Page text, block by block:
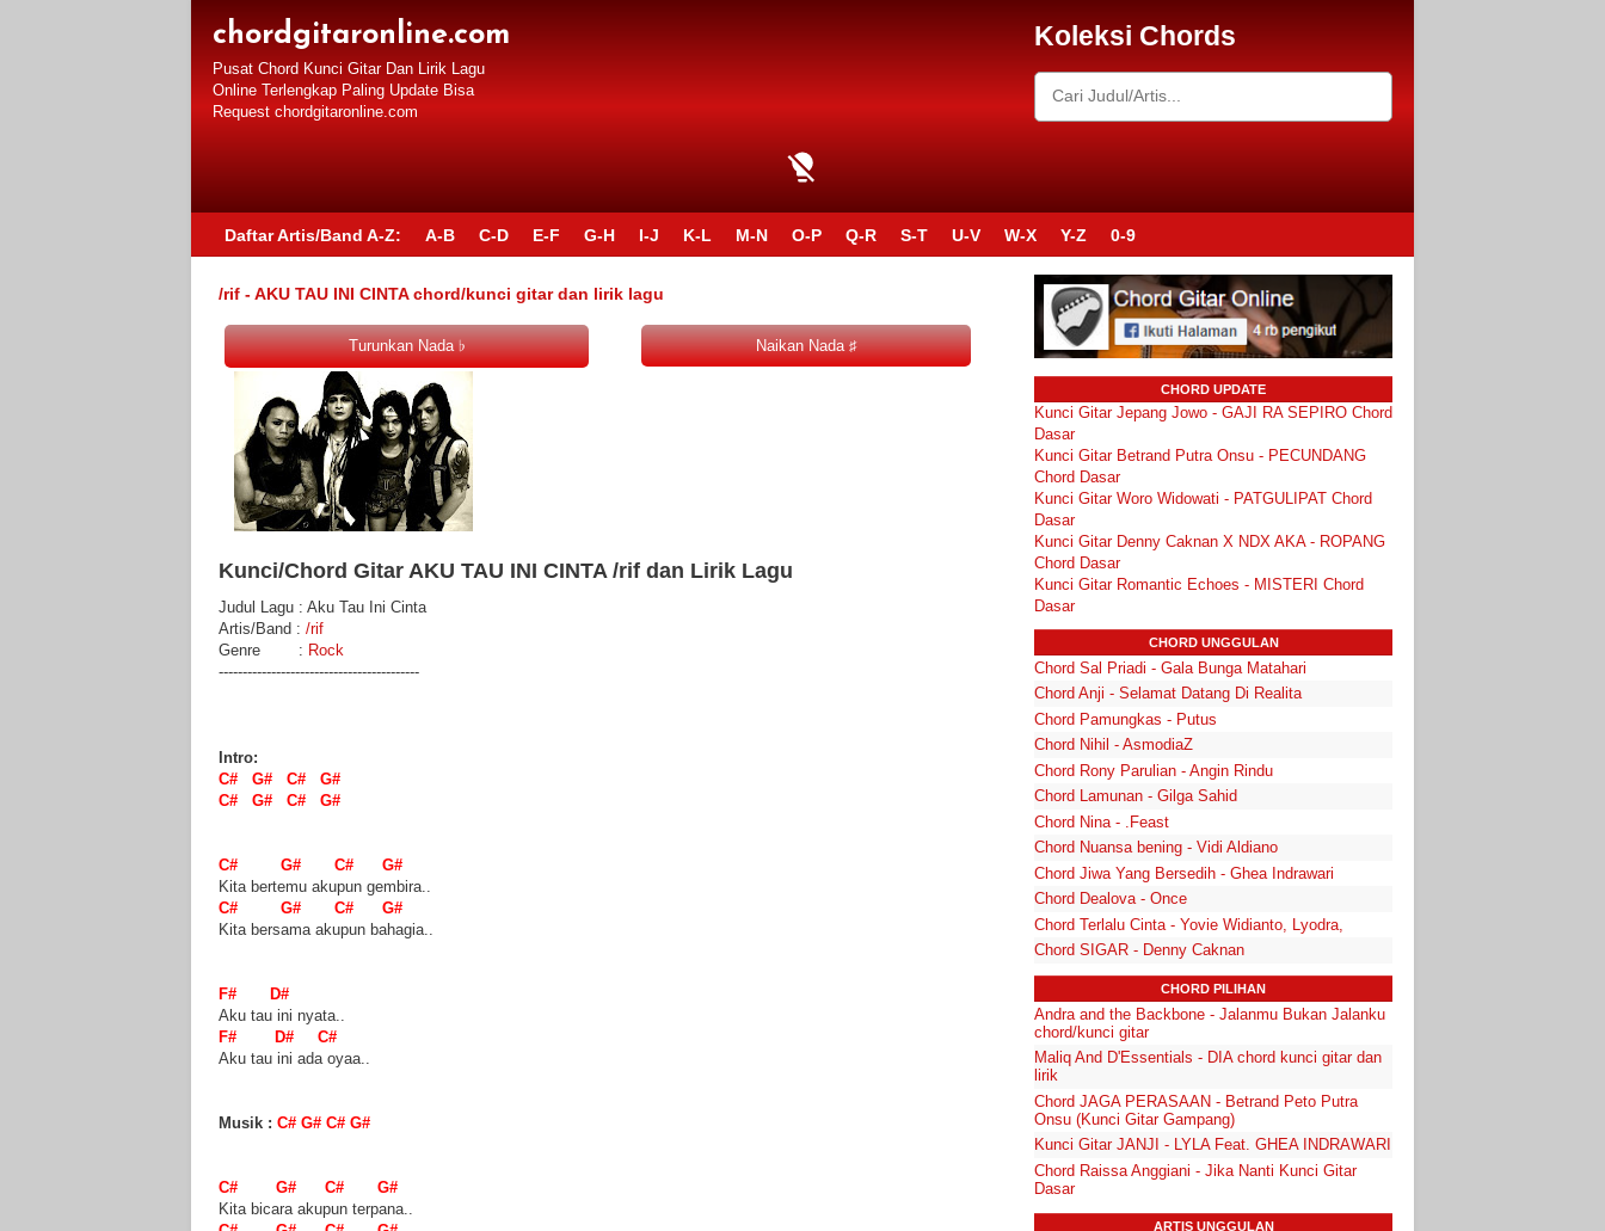
chordgitaronline.com
Pusat Chord Kunci Gitar Dan Lirik Lagu
Online Terlengkap Paling Update Bisa
Request chordgitaronline.com
Koleksi Chords
Daftar Artis/Band A-Z: A-B C-D E-F G-H I-J K-L M-N O-P Q-R S-T U-V W-X Y-Z 0-9
/rif - AKU TAU INI CINTA chord/kunci gitar dan lirik lagu
Kunci/Chord Gitar AKU TAU INI CINTA /rif dan Lirik Lagu
Judul Lagu : Aku Tau Ini Cinta
Artis/Band : /rif
Genre : Rock
------------------------------------------
Intro:
C# G# C# G#
C# G# C# G#
C# G# C# G#
Kita bertemu akupun gembira..
C# G# C# G#
Kita bersama akupun bahagia..
F# D#
Aku tau ini nyata..
F# D# C#
Aku tau ini ada oyaa..
Musik : C# G# C# G#
C# G# C# G#
Kita bicara akupun terpana..
CHORD UPDATE
Kunci Gitar Jepang Jowo - GAJI RA SEPIRO Chord
Dasar
Kunci Gitar Betrand Putra Onsu - PECUNDANG
Chord Dasar
Kunci Gitar Woro Widowati - PATGULIPAT Chord
Dasar
Kunci Gitar Denny Caknan X NDX AKA - ROPANG
Chord Dasar
Kunci Gitar Romantic Echoes - MISTERI Chord
Dasar
CHORD UNGGULAN
Chord Sal Priadi - Gala Bunga Matahari
Chord Anji - Selamat Datang Di Realita
Chord Pamungkas - Putus
Chord Nihil - AsmodiaZ
Chord Rony Parulian - Angin Rindu
Chord Lamunan - Gilga Sahid
Chord Nina - .Feast
Chord Nuansa bening - Vidi Aldiano
Chord Jiwa Yang Bersedih - Ghea Indrawari
Chord Dealova - Once
Chord Terlalu Cinta - Yovie Widianto, Lyodra,
Chord SIGAR - Denny Caknan
CHORD PILIHAN
Andra and the Backbone - Jalanmu Bukan Jalanku
chord/kunci gitar
Maliq And D'Essentials - DIA chord kunci gitar dan
lirik
Chord JAGA PERASAAN - Betrand Peto Putra
Onsu (Kunci Gitar Gampang)
Kunci Gitar JANJI - LYLA Feat. GHEA INDRAWARI
Chord Raissa Anggiani - Jika Nanti Kunci Gitar
Dasar
ARTIS UNGGULAN